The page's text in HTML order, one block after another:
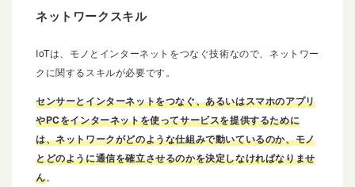
ネットワークスキル
IoTは、モノとインターネットをつなぐ技術なので、ネットワー
クに関するスキルが必要です。
センサーとインターネットをつなぐ、あるいはスマホのアプリ
やPCをインターネットを使ってサービスを提供するために
は、ネットワークがどのような仕組みで動いているのか、モノ
とどのように通信を確立させるのかを決定しなければなりませ
ん。